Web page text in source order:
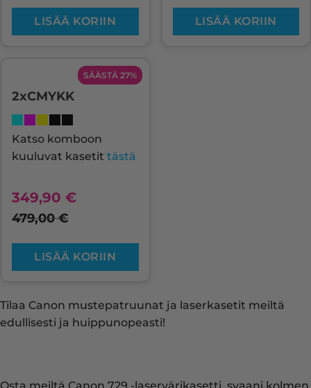
LISÄÄ KORIIN LISÄÄ KORIIN
SÄÄSTÄ 27%
2xCMYKK
Katso komboon
kuuluvat kasetit tästä
349,90 €
479,00€
LISÄÄ KORIIN
Tilaa Canon mustepatruunat ja laserkasetit meiltä
edullisesti ja huippunopeasti!